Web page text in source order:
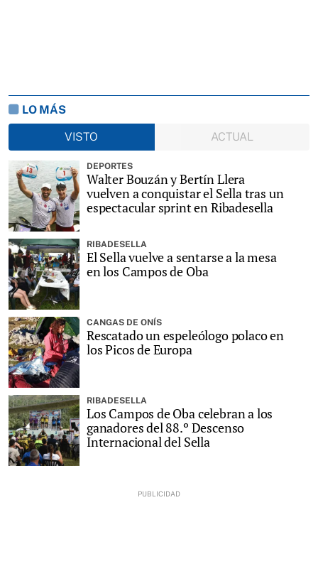
LO MÁS
VISTO
ACTUAL
DEPORTES
Walter Bouzán y Bertín Llera
vuelven a conquistar el Sella tras un
espectacular sprint en Ribadesella
RIBADESELLA
El Sella vuelve a sentarse a la mesa
en los Campos de Oba
CANGAS DE ONÍS
Rescatado un espeleólogo polaco en
los Picos de Europa
RIBADESELLA
Los Campos de Oba celebran a los
ganadores del 88.º Descenso
Internacional del Sella